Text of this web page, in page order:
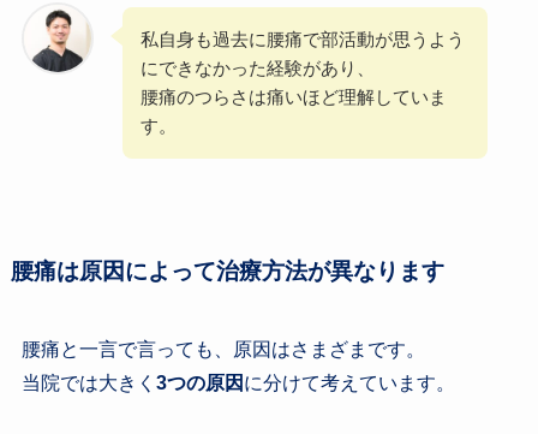
私自身も過去に腰痛で部活動が思うよう
にできなかった経験があり、
腰痛のつらさは痛いほど理解していま
す。
腰痛は原因によって治療方法が異なります
腰痛と一言で言っても、原因はさまざまです。
当院では大きく 3つの原因 に分けて考えています。